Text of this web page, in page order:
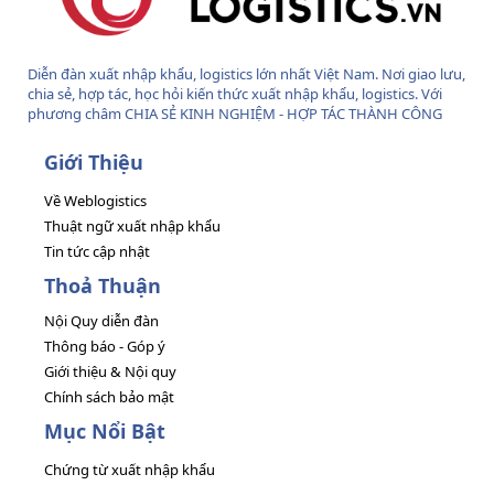
Diễn đàn xuất nhập khẩu, logistics lớn nhất Việt Nam. Nơi giao lưu,
chia sẻ, hợp tác, học hỏi kiến thức xuất nhập khẩu, logistics. Với
phương châm CHIA SẺ KINH NGHIỆM - HỢP TÁC THÀNH CÔNG
Giới Thiệu
Về Weblogistics
Thuật ngữ xuất nhập khẩu
Tin tức cập nhật
Thoả Thuận
Nội Quy diễn đàn
Thông báo - Góp ý
Giới thiệu & Nội quy
Chính sách bảo mật
Mục Nổi Bật
Chứng từ xuất nhập khẩu